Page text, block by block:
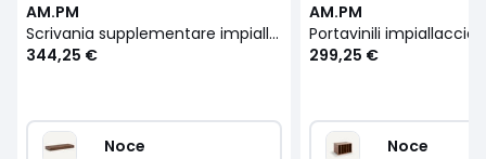
AM.PM
Scrivania supplementare impiallacciata in noce L110 cm Archivita XL
344,25 €
Noce
AM.PM
299,25 €
Noce